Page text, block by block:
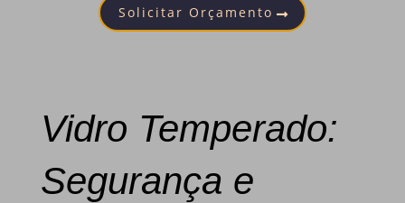
Solicitar Orçamento
Vidro Temperado:
Segurança e